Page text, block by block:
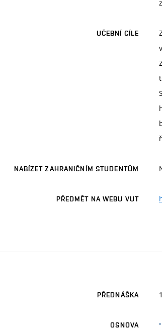
UČEBNÍ CÍLE
NABÍZET ZAHRANIČNÍM STUDENTŮM
PŘEDMĚT NA WEBU VUT
PŘEDNÁŠKA
OSNOVA